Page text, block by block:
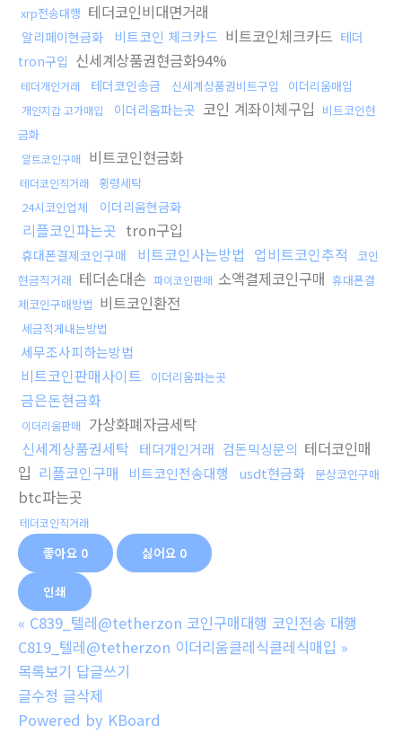
xrp전송대행 테더코인비대면거래
알리페이현금화 비트코인 체크카드 비트코인체크카드 테더
tron구입 신세계상품권현금화94%
테더개인거래 테더코인송금 신세계상품권비트구입 이더리움매입
개인지갑 고가매입 이더리움파는곳 코인 계좌이체구입 비트코인현
금화
알트코인구매 비트코인현금화
테더코인직거래
횡령세탁
24시코인업체
이더리움현금화
리플코인파는곳 tron구입
휴대폰결제코인구매 비트코인사는방법 업비트코인추적
코인
현금직거래 테더손대손 파이코인판매 소액결제코인구매 휴대폰결
제코인구매방법 비트코인환전
세금적게내는방법
세무조사피하는방법
비트코인판매사이트 이더리움파는곳
금은돈현금화
이더리움판매 가상화폐자금세탁
신세계상품권세탁
테더개인거래 검돈믹싱문의 테더코인매
입 리플코인구매 비트코인전송대행 usdt현금화 문상코인구매
btc파는곳
테더코인직거래
좋아요 0 싫어요 0
인쇄
« C839_텔레@tetherzon 코인구매대행 코인전송 대행
C819_텔레@tetherzon 이더리움클레식클레식매입 »
목록보기 답글쓰기
글수정 글삭제
Powered by KBoard